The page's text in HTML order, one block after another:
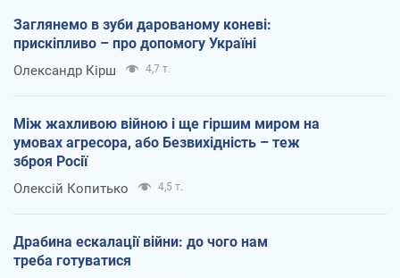
Заглянемо в зуби дарованому коневі:
прискіпливо – про допомогу Україні
Олександр Кірш 4,7 т.
Між жахливою війною і ще гіршим миром на
умовах агресора, або Безвихідність – теж
зброя Росії
Олексій Копитько 4,5 т.
Драбина ескалації війни: до чого нам
треба готуватися